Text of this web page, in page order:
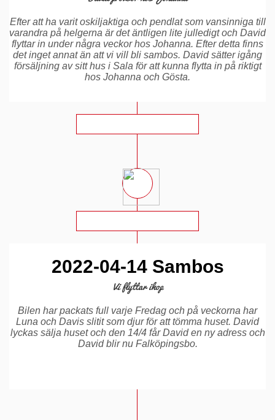
Efter att ha varit oskiljaktiga och pendlat som vansinniga till
varandra på helgerna är det äntligen lite julledigt och David
flyttar in under några veckor hos Johanna. Efter detta finns
det inget annat än att vi vill bli sambos. David sätter igång
försäljning av sitt hus i Sala för att kunna flytta in på riktigt
hos Johanna och Gösta.
2022-04-14 Sambos
Vi flyttar ihop
Bilen har packats full varje Fredag och på veckorna har
Luna och Davis slitit som djur för att tömma huset. David
lyckas sälja huset och den 14/4 får David en ny adress och
David blir nu Falköpingsbo.